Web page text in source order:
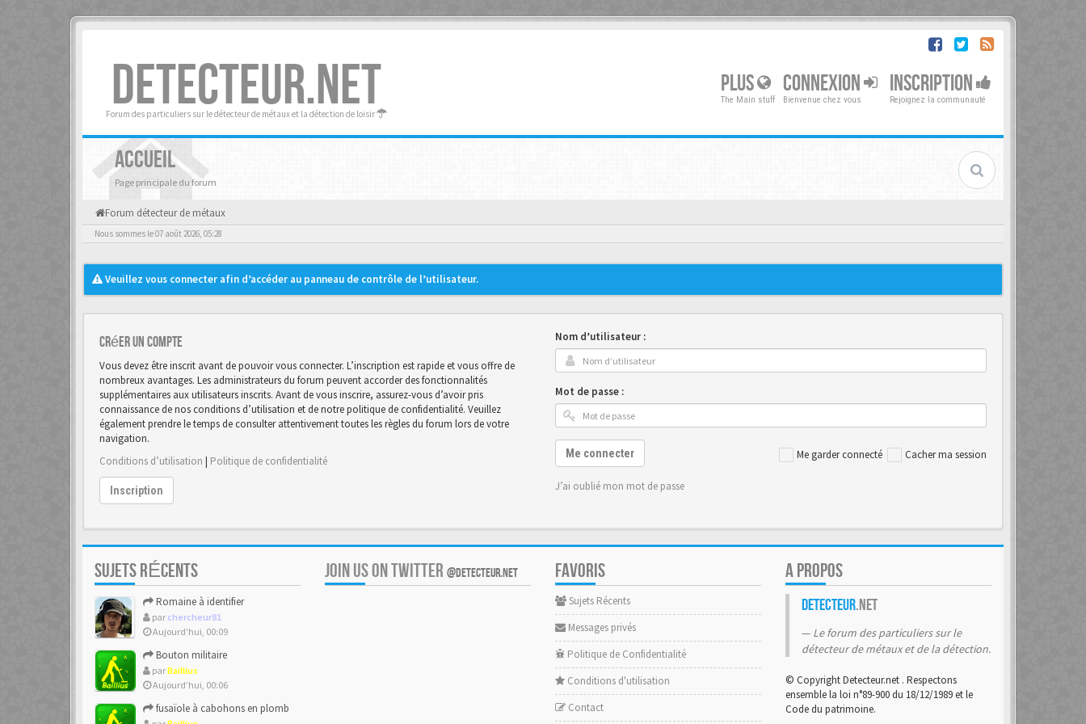
DETECTEUR.NET
Forum des particuliers sur le détecteur de métaux et la détection de loisir
PLUS
The Main stuff
CONNEXION
Bienvenue chez vous
INSCRIPTION
Rejoignez la communauté
ACCUEIL
Page principale du forum
Forum détecteur de métaux
Nous sommes le 07 août 2026, 05:28
Veuillez vous connecter afin d’accéder au panneau de contrôle de l’utilisateur.
Créer un Compte
Vous devez être inscrit avant de pouvoir vous connecter. L’inscription est rapide et vous offre de
nombreux avantages. Les administrateurs du forum peuvent accorder des fonctionnalités
supplémentaires aux utilisateurs inscrits. Avant de vous inscrire, assurez-vous d’avoir pris
connaissance de nos conditions d’utilisation et de notre politique de confidentialité. Veuillez
également prendre le temps de consulter attentivement toutes les règles du forum lors de votre
navigation.
Conditions d’utilisation | Politique de confidentialité
Inscription
Nom d’utilisateur :
Mot de passe :
Me garder connecté Cacher ma session
Me connecter
J’ai oublié mon mot de passe
SUJETS RÉCENTS
Romaine à identifier
par chercheur81
Aujourd’hui, 00:09
Bouton militaire
parBaillius
Aujourd’hui, 00:06
fusaïole à cabohons en plomb
JOIN US ON TWITTER @DETECTEUR.NET FAVORIS
Sujets Récents
Messages privés
Politique de Confidentialité
Conditions d'utilisation
Contact
A PROPOS
Detecteur.net
Le forum des particuliers sur le
détecteur de métaux et de la détection.
© Copyright Detecteur.net . Respectons
ensemble la loi n°89-900 du 18/12/1989 et le
Code du patrimoine.